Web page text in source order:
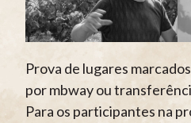
Prova de lugares
por mbway ou
Para os participantes na